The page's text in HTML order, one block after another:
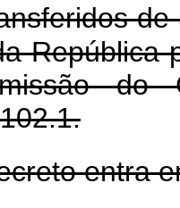
República
do
entra